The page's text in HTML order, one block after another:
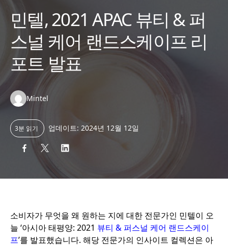
민텔, 2021 APAC 뷰티 & 퍼
스널 케어 랜드스케이프 리
포트 발표
Authors:
Mintel
3분 읽기 업데이트: 2024년 12월 12일
소비자가 무엇을 왜 원하는 지에 대한 전문가인 민텔이 오
늘 ‘아시아 태평양: 2021 뷰티 & 퍼스널 케어 랜드스케이
프’를 발표했습니다. 해당 전문가의 인사이트 컬렉션은 아